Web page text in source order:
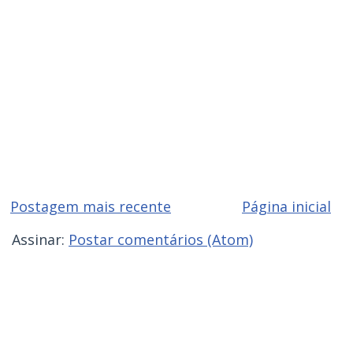
Postagem mais recente
Página inicial
Assinar: Postar comentários (Atom)